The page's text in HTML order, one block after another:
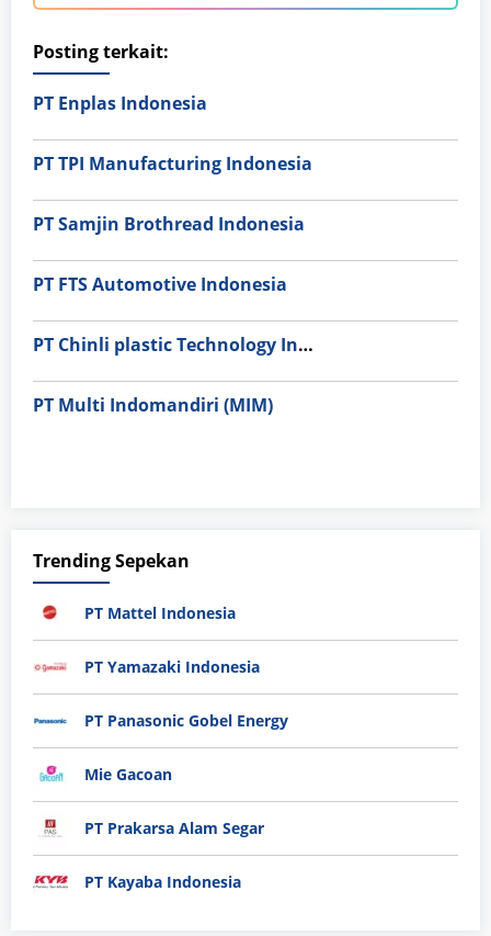
Posting terkait:
PT Enplas Indonesia
PT TPI Manufacturing Indonesia
PT Samjin Brothread Indonesia
PT FTS Automotive Indonesia
PT Chinli plastic Technology Indonesia
PT Multi Indomandiri (MIM)
Trending Sepekan
PT Mattel Indonesia
PT Yamazaki Indonesia
PT Panasonic Gobel Energy
Mie Gacoan
PT Prakarsa Alam Segar
PT Kayaba Indonesia